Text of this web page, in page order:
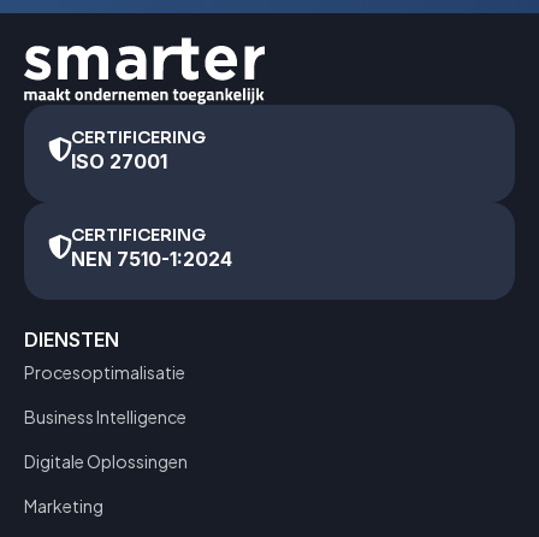
CERTIFICERING
ISO 27001
CERTIFICERING
NEN 7510-1:2024
DIENSTEN
Procesoptimalisatie
Business Intelligence
Digitale Oplossingen
Marketing